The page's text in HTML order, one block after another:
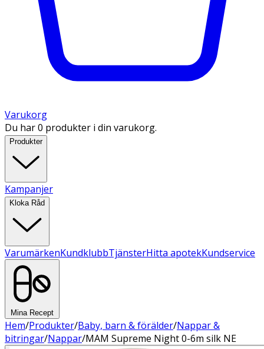
Varukorg
Du har 0 produkter i din varukorg.
Produkter
Kampanjer
Kloka Råd
VarumärkenKundklubbTjänsterHitta apotekKundservice
Mina Recept
Hem/Produkter/Baby, barn & förälder/Nappar &
bitringar/Nappar/MAM Supreme Night 0-6m silk NE